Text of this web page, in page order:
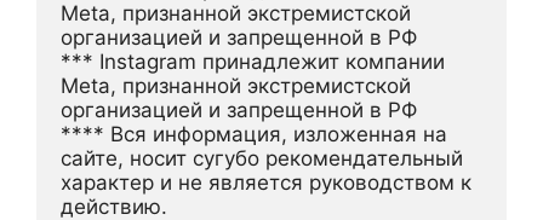
Meta, признанной экстремистской
организацией и запрещенной в РФ
*** Instagram принадлежит компании
Meta, признанной экстремистской
организацией и запрещенной в РФ
**** Вся информация, изложенная на
сайте, носит сугубо рекомендательный
характер и не является руководством к
действию.